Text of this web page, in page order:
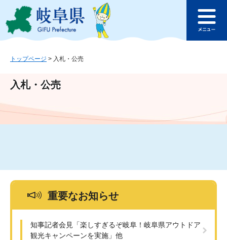
ジ
ュ
文
このページの本文へ
ュ
トップページ > 入札・公売
入札・公売
重要なお知らせ
知事記者会見「楽しすぎるぞ岐阜！岐阜県アウトドア
観光キャンペーンを実施」他